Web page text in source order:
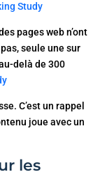
Study
pages web n’ont
seule une sur
delà de 300
C’est un rappel
joue avec un
les